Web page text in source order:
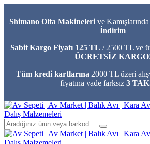
Shimano Olta Makineleri ve
İndirim
Sabit Kargo Fiyatı 125 TL / 2500 TL ve
ÜCRETSİZ
Tüm kredi kartlarına 2000 TL üzeri
fiyatına vade farksız 3